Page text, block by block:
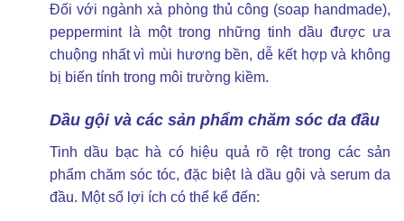
Đối với ngành xà phòng thủ công (soap handmade),
peppermint là một trong những tinh dầu được ưa
chuộng nhất vì mùi hương bền, dễ kết hợp và không
bị biến tính trong môi trường kiềm.
Dầu gội và các sản phẩm chăm sóc da đầu
Tinh dầu bạc hà có hiệu quả rõ rệt trong các sản
phẩm chăm sóc tóc, đặc biệt là dầu gội và serum da
đầu. Một số lợi ích có thể kể đến: